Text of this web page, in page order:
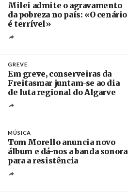
Milei admite o agravamento
da pobreza no país: «O cenário
é terrível»
GREVE
Em greve, conserveiras da
Freitasmar juntam-se ao dia
de luta regional do Algarve
MÚSICA
Tom Morello anuncia novo
álbum e dá-nos a banda sonora
para a resistência